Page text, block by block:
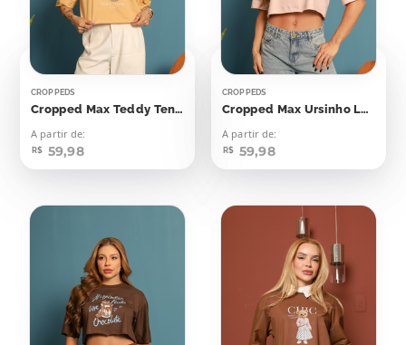
CROPPEDS
Cropped Max Teddy Tennis Club
A partir de:
R$ 59,98
CROPPEDS
Cropped Max Ursinho London
A partir de:
R$ 59,98